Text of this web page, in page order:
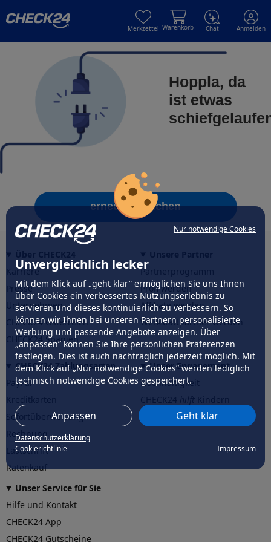
Nur notwendige Cookies
Unvergleichlich lecker
Mit dem Klick auf „geht klar” ermöglichen Sie uns Ihnen
über Cookies ein verbessertes Nutzungserlebnis zu
servieren und dieses kontinuierlich zu verbessern. So
können wir Ihnen bei unseren Partnern personalisierte
Werbung und passende Angebote anzeigen. Über
„anpassen” können Sie Ihre persönlichen Präferenzen
festlegen. Dies ist auch nachträglich jederzeit möglich. Mit
dem Klick auf „Nur notwendige Cookies” werden lediglich
technisch notwendige Cookies gespeichert.
Anpassen Geht klar
Datenschutzerklärung
Cookierichtlinie
Impressum
Merkzettel Warenkorb Chat Anmelden
Hoppla, da
ist etwas
erneut versuchen
Karriere
Presse
Unternehmen
CHECK24 Österreich
CHECK24 Spanien
Partnerprogramm
Profi werden
Affiliate werden
Werkstattpartner werden
CHECK24 Zahlungsarten
PayPal
Sofortüberweisung
Rechnung
Lastschrift
Ratenkauf
Unser Engagement
Nachhaltigkeit
CHECK24hilftder Natur
Unser Service für Sie
Hilfe und Kontakt
CHECK24 App
CHECK24 Gutscheine